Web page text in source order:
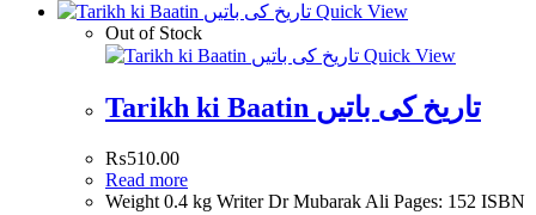
Quick View
Out of Stock
Quick View
Tarikh ki Baatin تاریخ کی باتیں
₨510.00
Read more
Weight 0.4 kg Writer Dr Mubarak Ali Pages: 152 ISBN